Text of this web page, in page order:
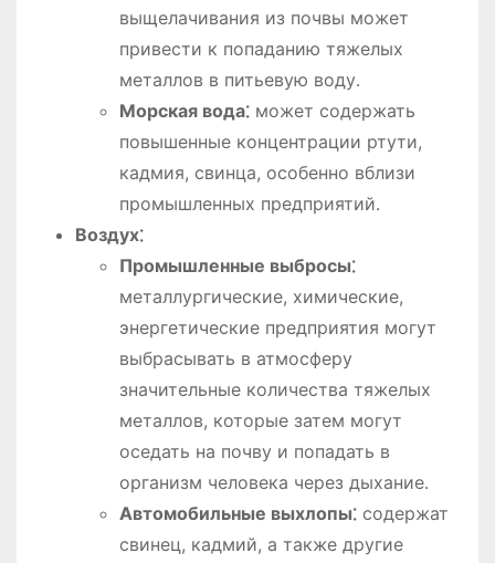
выщелачивания из почвы может
привести к попаданию тяжелых
металлов в питьевую воду․
Морская вода⁚может содержать
повышенные концентрации ртути,
кадмия, свинца, особенно вблизи
промышленных предприятий․
Воздух⁚
Промышленные выбросы⁚
металлургические, химические,
энергетические предприятия могут
выбрасывать в атмосферу
значительные количества тяжелых
металлов, которые затем могут
оседать на почву и попадать в
организм человека через дыхание․
Автомобильные выхлопы⁚содержат
свинец, кадмий, а также другие